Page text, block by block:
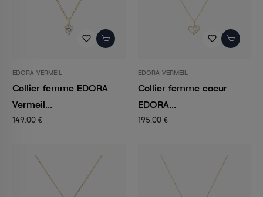
favorite_border
EDORA VERMEIL
Collier femme EDORA
Vermeil...
149,00 €
favorite_border
EDORA VERMEIL
Collier femme coeur
EDORA...
195,00 €